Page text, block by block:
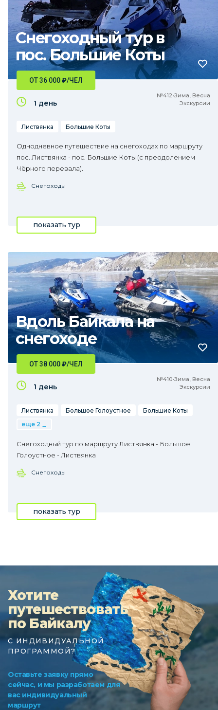
Снегоходный тур в
пос. Большие Коты
№412•Зима, Весна
Экскурсии
ОТ 36 000₽/ЧЕЛ
1 день
Листвянка Большие Коты
Однодневное путешествие на снегоходах по маршруту
пос. Листвянка - пос. Большие Коты (с преодолением
Чёрного перевала).
Снегоходы
показать тур
Вдоль Байкала на
снегоходе
№410•Зима, Весна
Экскурсии
ОТ 38 000₽/ЧЕЛ
1 день
Листвянка Большое Голоустное
Большие Коты
еще 2
Снегоходный тур по маршруту Листвянка - Большое
Голоустное - Листвянка
Снегоходы
показать тур
Хотите
путешествовать
по Байкалу
С ИНДИВИДУАЛЬНОЙ
ПРОГРАММОЙ?
Оставьте заявку прямо
сейчас, и мы разработаем для
вас индивидуальный
маршрут